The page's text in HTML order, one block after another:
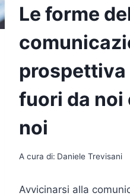
Le forme
fuori da noi
noi
A cura di: Daniele Trevisani
Avvicinarsi alla